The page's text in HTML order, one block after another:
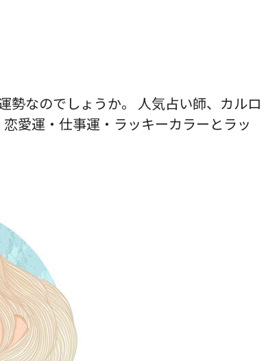
勢なのでしょうか。 人気占い師、カルロ
愛運・仕事運・ラッキーカラーとラッ